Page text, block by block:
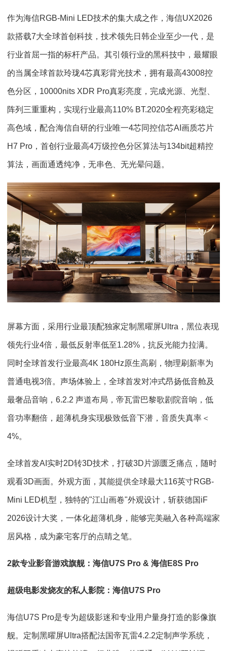
作为海信RGB-Mini LED技术的集大成之作，海信UX2026
款搭载7大全球首创科技，技术领先日韩企业至少一代，是
行业首屈一指的标杆产品。其引领行业的黑科技中，最耀眼
的当属全球首款玲珑4芯真彩背光技术，拥有最高43008控
色分区，10000nits XDR Pro真彩亮度，完成光源、光型、
阵列三重重构，实现行业最高110% BT.2020全程亮彩稳定
高色域，配合海信自研的行业唯一4芯同控信芯AI画质芯片
H7 Pro，首创行业最高4万级控色分区算法与134bit超精控
算法，画面通透纯净，无串色、无光晕问题。
屏幕方面，采用行业最顶配独家定制黑曜屏Ultra，黑位表现
领先行业4倍，最低反射率低至1.28%，抗反光能力拉满。
同时全球首发行业最高4K 180Hz原生高刷，物理刷新率为
普通电视3倍。声场体验上，全球首发对冲式昂扬低音舱及
最奢品音响，6.2.2 声道布局，帝瓦雷巴黎歌剧院音响，低
音功率翻倍，超薄机身实现极致低音下潜，音质失真率＜
4%。
全球首发AI实时2D转3D技术，打破3D片源匮乏痛点，随时
观看3D画面。外观方面，其能提供全球最大116英寸RGB-
Mini LED机型，独特的"江山画卷"外观设计，斩获德国iF
2026设计大奖，一体化超薄机身，能够完美融入各种高端家
居风格，成为豪宅客厅的点睛之笔。
2款专业影音游戏旗舰：海信U7S Pro & 海信E8S Pro
超级电影发烧友的私人影院：海信U7S Pro
海信U7S Pro是专为超级影迷和专业用户量身打造的影像旗
舰。定制黑曜屏Ultra搭配法国帝瓦雷4.2.2定制声学系统，